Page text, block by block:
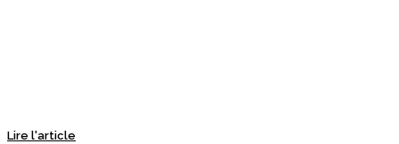
Lire l'article